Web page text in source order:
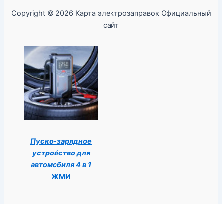
Copyright © 2026 Карта электрозаправок Официальный
сайт
Пуско-зарядное
устройство для
автомобиля 4 в 1
ЖМИ